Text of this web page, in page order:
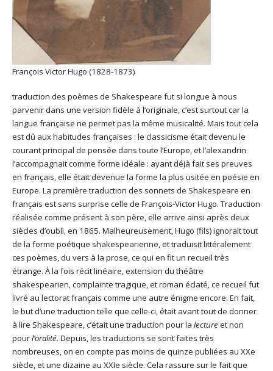
François Victor Hugo (1828-1873)
traduction des poèmes de Shakespeare fut si longue à nous
parvenir dans une version fidèle à l’originale, c’est surtout car la
langue française ne permet pas la même musicalité. Mais tout cela
est dû aux habitudes françaises : le classicisme était devenu le
courant principal de pensée dans toute l’Europe, et l’alexandrin
l’accompagnait comme forme idéale : ayant déjà fait ses preuves
en français, elle était devenue la forme la plus usitée en poésie en
Europe. La première traduction des sonnets de Shakespeare en
français est sans surprise celle de François-Victor Hugo. Traduction
réalisée comme présent à son père, elle arrive ainsi après deux
siècles d’oubli, en 1865. Malheureusement, Hugo (fils) ignorait tout
de la forme poétique shakespearienne, et traduisit littéralement
ces poèmes, du vers à la prose, ce qui en fit un recueil très
étrange. À la fois récit linéaire, extension du théâtre
shakespearien, complainte tragique, et roman éclaté, ce recueil fut
livré au lectorat français comme une autre énigme encore. En fait,
le but d’une traduction telle que celle-ci, était avant tout de donner
à lire Shakespeare, c’était une traduction pour la lecture et non
pourl’oralité. Depuis, les traductions se sont faites très
nombreuses, on en compte pas moins de quinze publiées au XXe
siècle, et une dizaine au XXIe siècle. Cela rassure sur le fait que